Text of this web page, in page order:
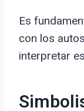
Es
con los
interpretar